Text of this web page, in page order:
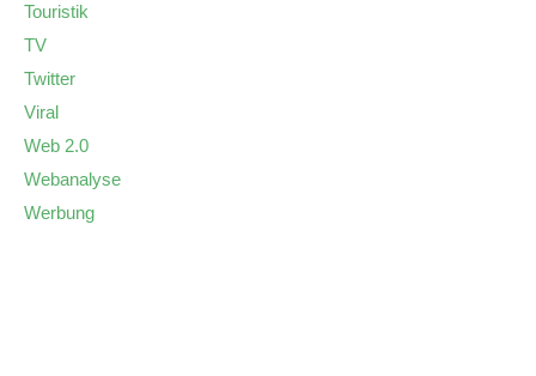
Touristik
TV
Twitter
Viral
Web 2.0
Webanalyse
Werbung